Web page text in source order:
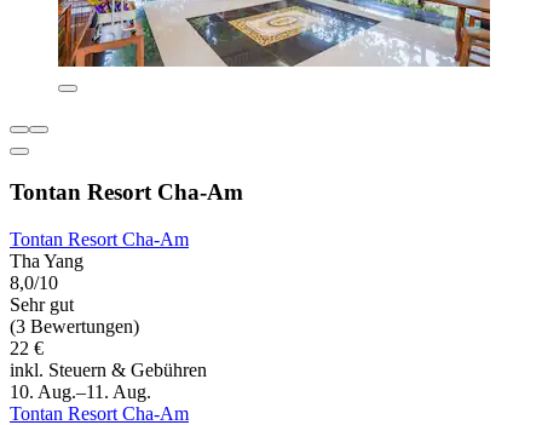
Tontan Resort Cha-Am
Tontan Resort Cha-Am
Tha Yang
8,0/10
Sehr gut
(3 Bewertungen)
22 €
inkl. Steuern & Gebühren
10. Aug.–11. Aug.
Tontan Resort Cha-Am